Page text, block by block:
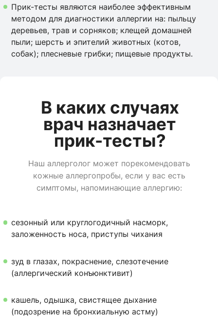
Прик-тесты являются наиболее эффективным
методом для диагностики аллергии на: пыльцу
деревьев, трав и сорняков; клещей домашней
пыли; шерсть и эпителий животных (котов,
собак); плесневые грибки; пищевые продукты.
В каких случаях
врач назначает
прик-тесты?
Наш аллерголог может порекомендовать
кожные аллергопробы, если у вас есть
симптомы, напоминающие аллергию:
сезонный или круглогодичный насморк,
заложенность носа, приступы чихания
зуд в глазах, покраснение, слезотечение
(аллергический конъюнктивит)
кашель, одышка, свистящее дыхание
(подозрение на бронхиальную астму)